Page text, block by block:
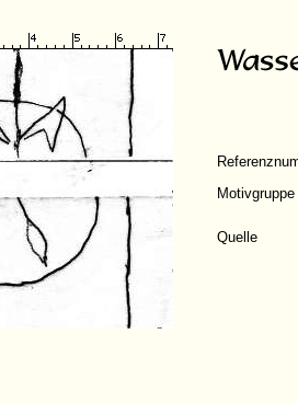
Motivgruppe
Quelle